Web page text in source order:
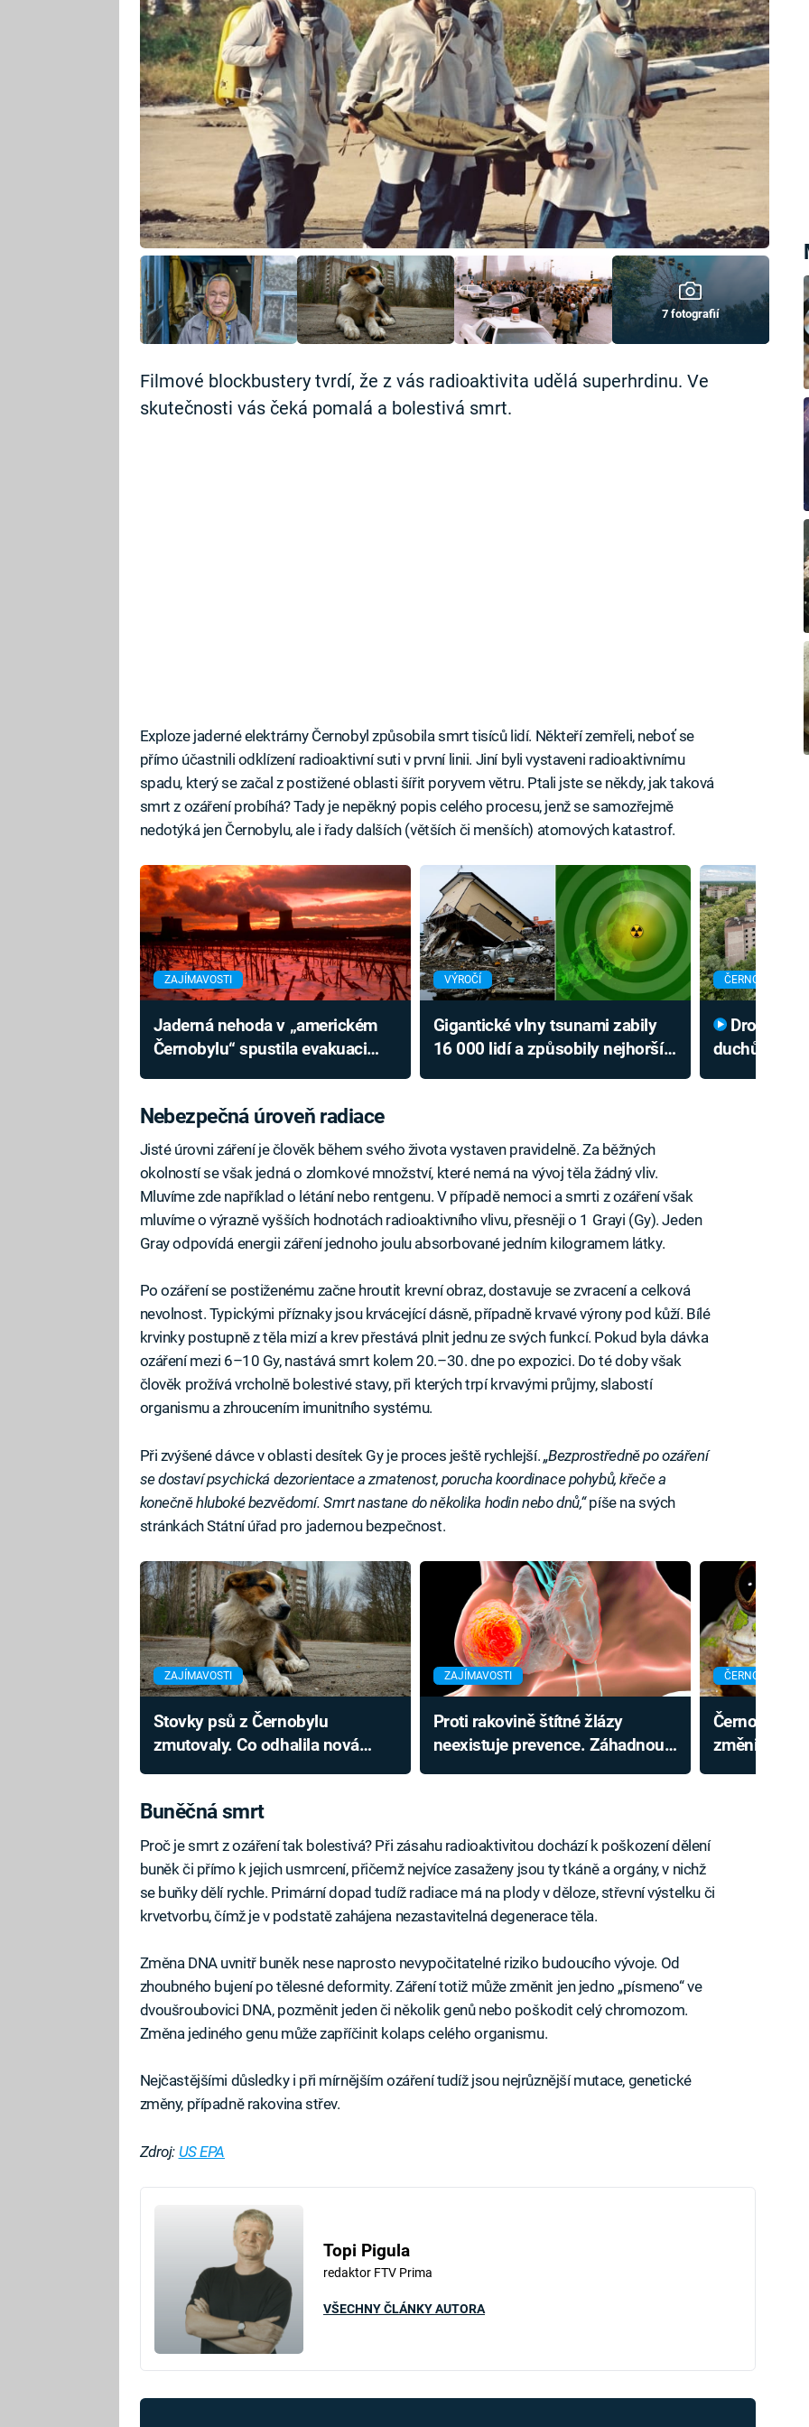
7 fotografií
Filmové blockbustery tvrdí, že z vás radioaktivita udělá superhrdinu. Ve
skutečnosti vás čeká pomalá a bolestivá smrt.
Exploze jaderné elektrárny Černobyl způsobila smrt tisíců lidí. Někteří zemřeli, neboť se
přímo účastnili odklízení radioaktivní suti v první linii. Jiní byli vystaveni radioaktivnímu
spadu, který se začal z postižené oblasti šířit poryvem větru. Ptali jste se někdy, jak taková
smrt z ozáření probíhá? Tady je nepěkný popis celého procesu, jenž se samozřejmě
nedotýká jen Černobylu, ale i řady dalších (větších či menších) atomových katastrof.
ZAJÍMAVOSTI
Jaderná nehoda v „americkém
Černobylu“ spustila evakuaci
VÝROČÍ
Gigantické vlny tsunami zabily
16 000 lidí a způsobily nejhorší
ČERNOBYL
Dron se proletěl městem
duchů u
Nebezpečná úroveň radiace
Jisté úrovni záření je člověk během svého života vystaven pravidelně. Za běžných
okolností se však jedná o zlomkové množství, které nemá na vývoj těla žádný vliv.
Mluvíme zde například o létání nebo rentgenu. V případě nemoci a smrti z ozáření však
mluvíme o výrazně vyšších hodnotách radioaktivního vlivu, přesněji o 1 Grayi (Gy). Jeden
Gray odpovídá energii záření jednoho joulu absorbované jedním kilogramem látky.
Po ozáření se postiženému začne hroutit krevní obraz, dostavuje se zvracení a celková
nevolnost. Typickými příznaky jsou krvácející dásně, případně krvavé výrony pod kůží. Bílé
krvinky postupně z těla mizí a krev přestává plnit jednu ze svých funkcí. Pokud byla dávka
ozáření mezi 6–10 Gy, nastává smrt kolem 20.–30. dne po expozici. Do té doby však
člověk prožívá vrcholně bolestivé stavy, při kterých trpí krvavými průjmy, slabostí
organismu a zhroucením imunitního systému.
Při zvýšené dávce v oblasti desítek Gy je proces ještě rychlejší. „Bezprostředně po ozáření
se dostaví psychická dezorientace a zmatenost, porucha koordinace pohybů, křeče a
konečně hluboké bezvědomí. Smrt nastane do několika hodin nebo dnů,“píše na svých
stránkách Státní úřad pro jadernou bezpečnost.
ZAJÍMAVOSTI
Stovky psů z Černobylu
zmutovaly. Co odhalila nová
ZAJÍMAVOSTI
Proti rakovině štítné žlázy
neexistuje prevence. Záhadnou
ČERNOBYL
Černobylská
změnila
Buněčná smrt
Proč je smrt z ozáření tak bolestivá? Při zásahu radioaktivitou dochází k poškození dělení
buněk či přímo k jejich usmrcení, přičemž nejvíce zasaženy jsou ty tkáně a orgány, v nichž
se buňky dělí rychle. Primární dopad tudíž radiace má na plody v děloze, střevní výstelku či
krvetvorbu, čímž je v podstatě zahájena nezastavitelná degenerace těla.
Změna DNA uvnitř buněk nese naprosto nevypočitatelné riziko budoucího vývoje. Od
zhoubného bujení po tělesné deformity. Záření totiž může změnit jen jedno „písmeno“ ve
dvoušroubovici DNA, pozměnit jeden či několik genů nebo poškodit celý chromozom.
Změna jediného genu může zapříčinit kolaps celého organismu.
Nejčastějšími důsledky i při mírnějším ozáření tudíž jsou nejrůznější mutace, genetické
změny, případně rakovina střev.
Zdroj: US EPA
Topi Pigula
redaktor FTV Prima
VŠECHNY ČLÁNKY AUTORA